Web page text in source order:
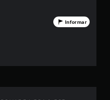
s
d
u
n
Totalmente recomendado
Informar